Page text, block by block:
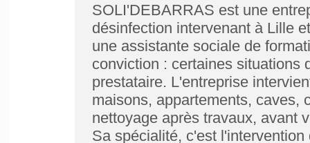
SOLI'DEBARRAS est une
désinfection intervenant à Lille
une assistante sociale de
conviction : certaines situations
prestataire. L'entreprise
maisons, appartements, caves,
nettoyage après travaux, avant
Sa spécialité, c'est